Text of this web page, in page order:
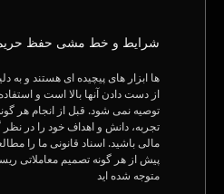
شرایط و خط‌ مشی حفظ
ها ابزار های پیچیده ای هستند و به
از دست دادن آنها بالا است و
توصیه نمی شود. قبل از انجام هر
تجربه، دانش و اهداف خود را در
مالی باشید. اسناد قانونی ما را
پیش از هر گونه تصمیم معاملاتی
متوجه شده اید